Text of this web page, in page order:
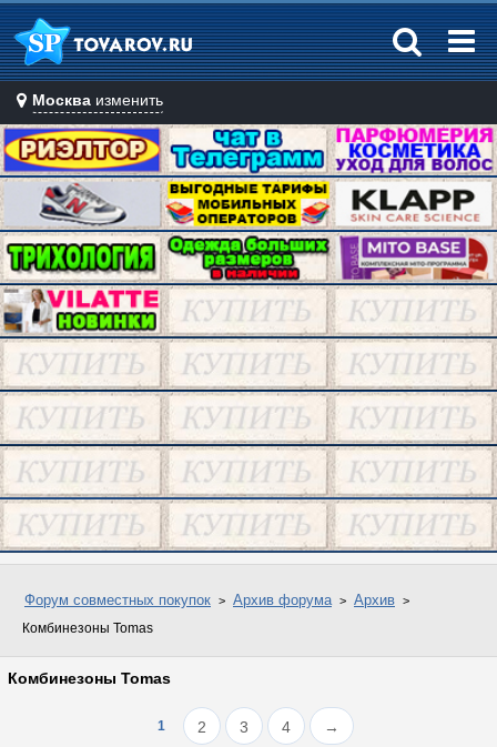
Москва изменить
Форум совместных покупок Архив форума Архив
Комбинезоны Tomas
Комбинезоны Tomas
1 2 3 4 →